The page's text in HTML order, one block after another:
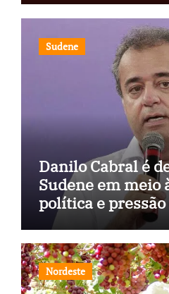
Sudene
Danilo Cabral é
Sudene em meio
política e
estados
Nordeste